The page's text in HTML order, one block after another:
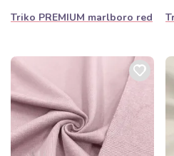
Triko PREMIUM marlboro red